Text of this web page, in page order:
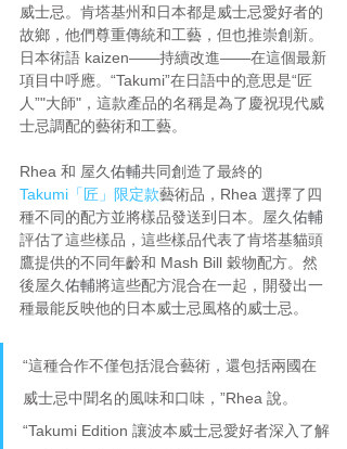
威士忌。肯塔基州和日本都是威士忌愛好者的
故鄉，他們尊重傳統和工藝，但也推崇創新。
日本術語 kaizen——持續改進——在這個最新
項目中呼應。“Takumi”在日語中的意思是“匠
人”"大師"，這款產品的名稱是為了慶祝現代威
士忌調配的藝術和工藝。
Rhea 和 屋久 佑輔共同創造了最終的
Takumi「匠」限定款藝術品，Rhea 選擇了四
種不同的配方並將樣品發送到日本。屋久 佑輔
評估了這些樣品，這些樣品代表了肯塔基貓頭
鷹提供的不同年齡和 Mash Bill 穀物配方。然
後屋久 佑輔將這些配方混合在一起，開發出一
種最能反映他的日本威士忌風格的威士忌。
“這種合作不僅包括混合藝術，還包括兩國在
威士忌中聞名的風味和口味，”Rhea 說。
“Takumi Edition 讓波本威士忌愛好者深入了解